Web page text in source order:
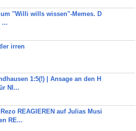
"Willi wills wissen"-Memes. D
...
irren
1:5(!) | Ansage an den H
NI...
REAGIEREN auf Julias Musi
RE...